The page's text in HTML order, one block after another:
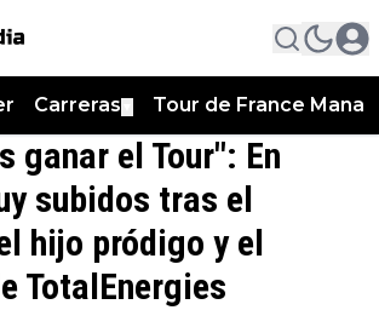
Carreras Tour de France
ganar el Tour": En
subidos tras el
hijo pródigo y el
TotalEnergies